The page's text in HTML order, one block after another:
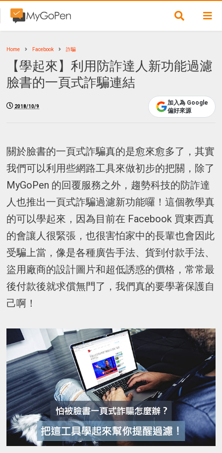
Home Facebook 詐騙
【學起來】利用防詐達人新功能過濾
臉書的一頁式詐騙連結
2018/10/9
加入為 Google
偏好來源
關於臉書的一頁式詐騙真的是愈來愈多了，其實
我們可以利用些網路工具來做初步的把關，除了
MyGoPen 的回覆服務之外，趨勢科技的防詐達
人也推出一頁式詐騙過濾新功能囉！這個教學真
的可以學起來，因為目前在 Facebook 買東西真
的會讓人很緊張，也很害怕家中的長輩也會因此
受騙上當，像是各種廣告手法、貨到付款手法、
盜用廠商的設計圖片和超低誘惑的價格，常常最
後付款後就求償無門了，我們真的要學著保護自
己啊！